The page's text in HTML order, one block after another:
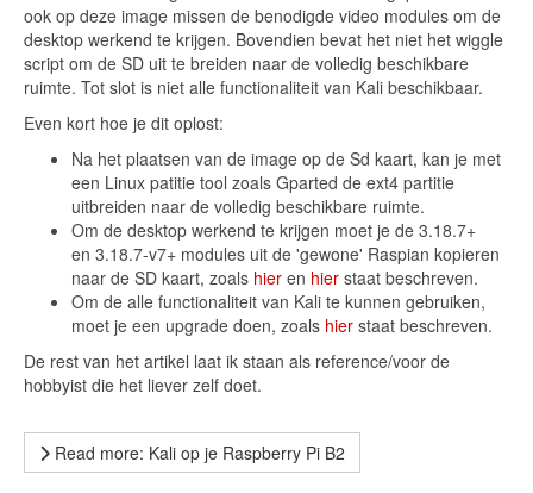
ook op deze image missen de benodigde video modules om de
desktop werkend te krijgen. Bovendien bevat het niet het wiggle
script om de SD uit te breiden naar de volledig beschikbare
ruimte. Tot slot is niet alle functionaliteit van Kali beschikbaar.
Even kort hoe je dit oplost:
Na het plaatsen van de image op de Sd kaart, kan je met
een Linux patitie tool zoals Gparted de ext4 partitie
uitbreiden naar de volledig beschikbare ruimte.
Om de desktop werkend te krijgen moet je de 3.18.7+
en 3.18.7-v7+ modules uit de 'gewone' Raspian kopieren
naar de SD kaart, zoals hier en hier staat beschreven.
Om de alle functionaliteit van Kali te kunnen gebruiken,
moet je een upgrade doen, zoals hier staat beschreven.
De rest van het artikel laat ik staan als reference/voor de
hobbyist die het liever zelf doet.
Read more: Kali op je Raspberry Pi B2